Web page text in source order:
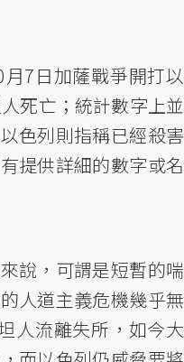
7日加薩戰爭開打以
死亡；統計數字上並
色列則指稱已經殺害
提供詳細的數字或名
說，可謂是短暫的喘
人道主義危機幾乎無
人流離失所，如今大